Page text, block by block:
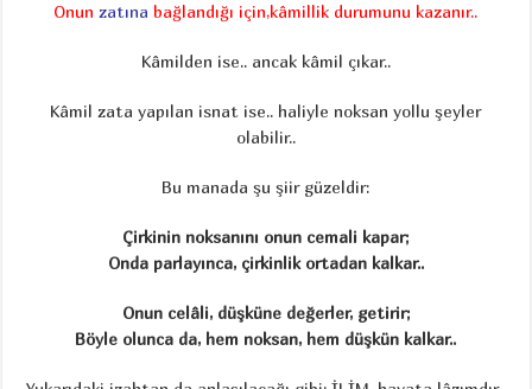
Onun zatına bağlandığı için,kâmillik durumunu kazanır..
Kâmilden ise.. ancak kâmil çıkar..
Kâmil zata yapılan isnat ise.. haliyle noksan yollu şeyler
olabilir..
Bu manada şu şiir güzeldir:
Çirkinin noksanını onun cemali kapar;
Onda parlayınca, çirkinlik ortadan kalkar..
Onun celâli, düşküne değerler, getirir;
Böyle olunca da, hem noksan, hem düşkün kalkar..